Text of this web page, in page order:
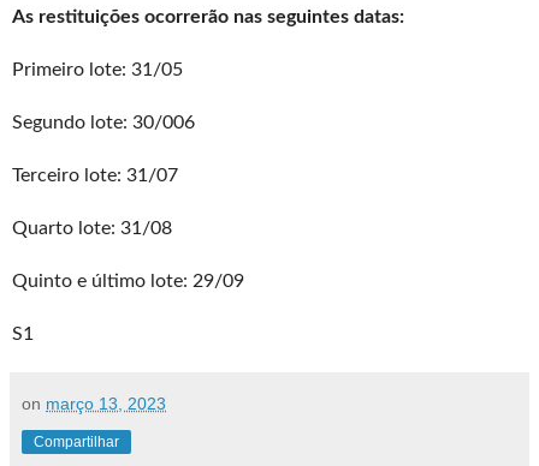
As restituições ocorrerão nas seguintes datas:
Primeiro lote: 31/05
Segundo lote: 30/006
Terceiro lote: 31/07
Quarto lote: 31/08
Quinto e último lote: 29/09
S1
on março 13, 2023
Compartilhar